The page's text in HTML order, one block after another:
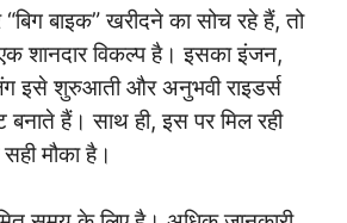
बाइक” खरीदने का सोच रहे हैं, तो
शानदार विकल्प है। इसका इंजन,
इसे शुरुआती और अनुभवी राइडर्स
बनाते हैं। साथ ही, इस पर मिल रही
मौका है।